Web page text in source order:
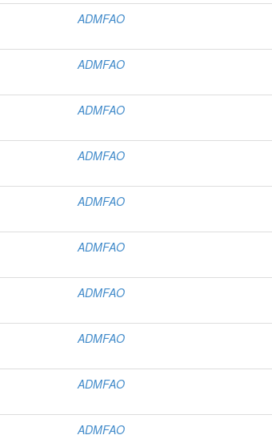
ADMFAO
ADMFAO
ADMFAO
ADMFAO
ADMFAO
ADMFAO
ADMFAO
ADMFAO
ADMFAO
ADMFAO